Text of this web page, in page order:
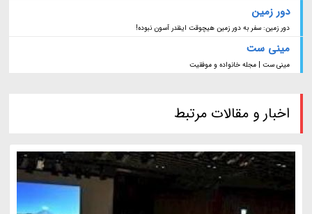
دور زمین
دور زمین: سفر به دور زمین هیچوقت اینقدر آسون نبوده!
مینی ست
مینی ست | مجله خانواده و موفقیت
اخبار و مقالات مرتبط